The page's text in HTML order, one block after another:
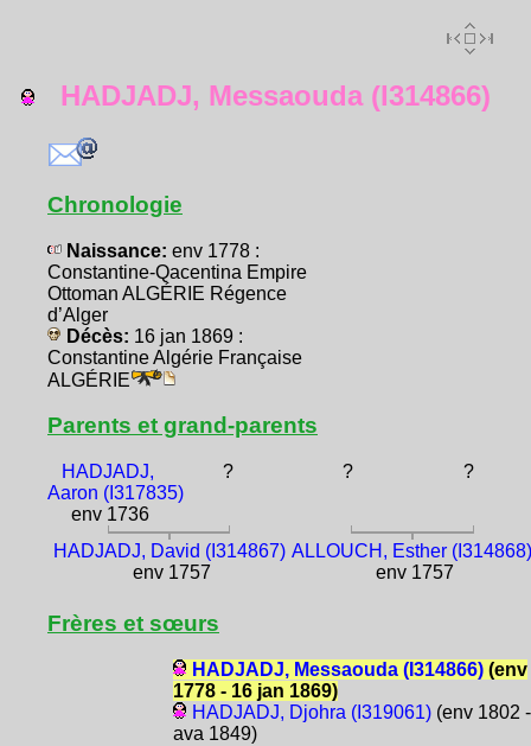
HADJADJ, Messaouda (I314866)
Chronologie
Naissance: env 1778 :
Constantine-Qacentina Empire
Ottoman ALGÉRIE Régence
d’Alger
Décès: 16 jan 1869 :
Constantine Algérie Française
ALGÉRIE
Parents et grand-parents
HADJADJ,
Aaron (I317835)
env 1736
? ? ?
HADJADJ, David (I314867)
env 1757
ALLOUCH, Esther
env 1757
Frères et sœurs
HADJADJ, Messaouda (I314866)(env
1778 - 16 jan 1869)
HADJADJ, Djohra (I319061)(env 1802 -
ava 1849)